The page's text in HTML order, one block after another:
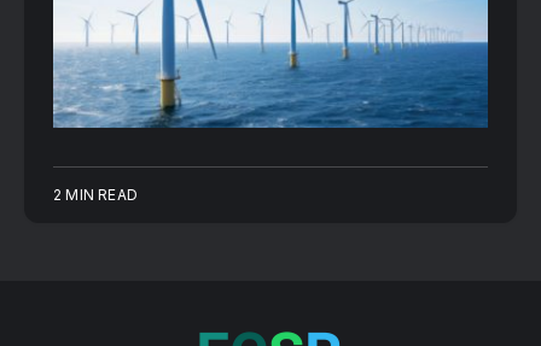
2 MIN READ